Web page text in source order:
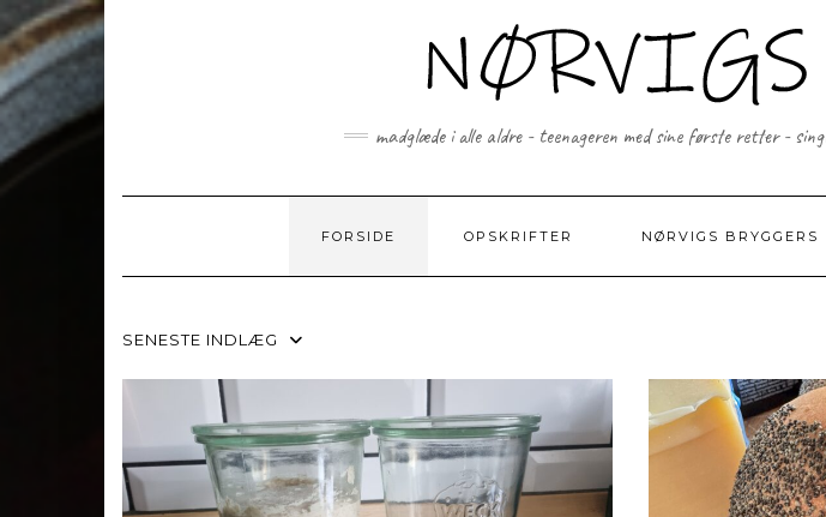
to
content
madglæde i alle aldre - teenageren med sine første retter -
FORSIDE OPSKRIFTER NØRVIGS BRYGGERS
SENESTE INDLÆG